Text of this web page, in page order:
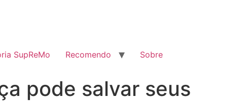
SupReMo Recomendo Sobre
pode salvar seus